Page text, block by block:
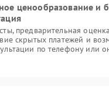
ценообразование и
предварительная
скрытых платежей и
по телефону или